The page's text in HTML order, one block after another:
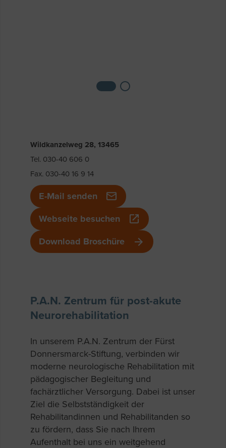
Wildkanzelweg 28, 13465
Tel. 030-40 606 0
Fax. 030-40 16 9 14
E-Mail senden
Webseite besuchen
Download Broschüre
P.A.N. Zentrum für post-akute
Neurorehabilitation
In unserem P.A.N. Zentrum der Fürst
Donnersmarck-Stiftung, verbinden wir
moderne neurologische Rehabilitation mit
pädagogischer Begleitung und
fachärztlicher Versorgung. Dabei ist unser
Ziel die Selbstständigkeit der
Rehabilitandinnen und Rehabilitanden so
zu fördern, dass Sie nach Ihrem
Aufenthalt bei uns ein weitgehend